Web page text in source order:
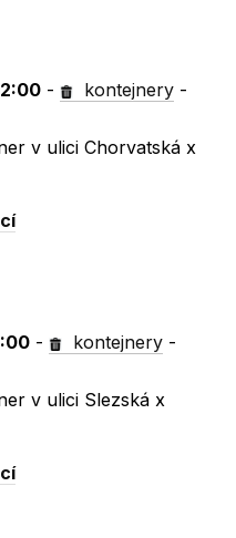
- kontejnery -
v ulici Chorvatská x
- kontejnery -
v ulici Slezská x